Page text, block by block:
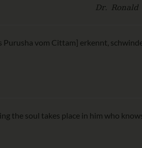
Dr.
vom Cittam] erkennt,
the soul takes place in him who